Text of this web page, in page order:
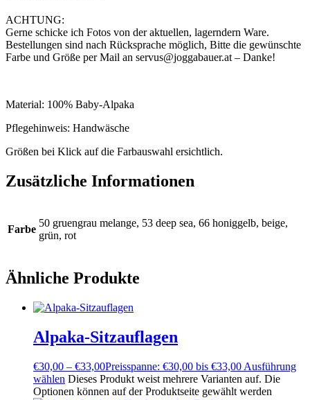
ACHTUNG:
Gerne schicke ich Fotos von der aktuellen, lagerndern Ware.
Bestellungen sind nach Rücksprache möglich, Bitte die gewünschte
Farbe und Größe per Mail an servus@joggabauer.at – Danke!
Material: 100% Baby-Alpaka
Pflegehinweis: Handwäsche
Größen bei Klick auf die Farbauswahl ersichtlich.
Zusätzliche Informationen
Farbe
50 gruengrau melange, 53 deep sea, 66 honiggelb, beige,
grün, rot
Ähnliche Produkte
Alpaka-Sitzauflagen
€30,00 – €33,00Preisspanne: €30,00 bis €33,00 Ausführung
wählen Dieses Produkt weist mehrere Varianten auf. Die
Optionen können auf der Produktseite gewählt werden